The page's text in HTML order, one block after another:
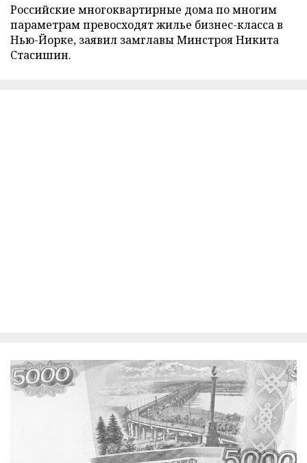
Российские многоквартирные дома по многим
параметрам превосходят жилье бизнес-класса в
Нью-Йорке, заявил замглавы Минстроя Никита
Стасишин.